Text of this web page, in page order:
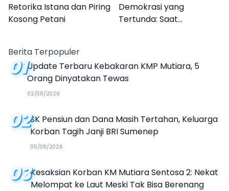
Retorika Istana dan Piring
Kosong Petani
Demokrasi yang
Tertunda: Saat
Berita Terpopuler
01Update Terbaru Kebakaran KMP Mutiara, 5
Orang Dinyatakan Tewas
02/08/2026
02SK Pensiun dan Dana Masih Tertahan, Keluarga
Korban Tagih Janji BRI Sumenep
05/08/2026
03Kesaksian Korban KM Mutiara Sentosa 2: Nekat
Melompat ke Laut Meski Tak Bisa Berenang